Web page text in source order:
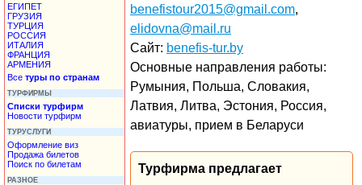
ЕГИПЕТ
ГРУЗИЯ
ТУРЦИЯ
РОССИЯ
ИТАЛИЯ
ФРАНЦИЯ
АРМЕНИЯ
Все туры по странам
ТУРФИРМЫ
Списки турфирм
Новости турфирм
ТУРУСЛУГИ
Оформление виз
Продажа билетов
Поиск по билетам
РАЗНОЕ
benefistour2015@gmail.com,
elidovna@mail.ru
Сайт: benefis-tur.by
Основные направления работы:
Румыния, Польша, Словакия,
Латвия, Литва, Эстония, Россия,
авиатуры, прием в Беларуси
Турфирма предлагает